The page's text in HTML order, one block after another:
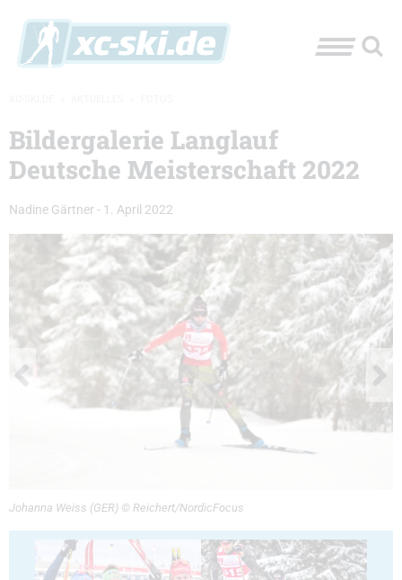
Bildergalerie Langlauf
Deutsche Meisterschaft 2022
Nadine Gärtner - 1. April 2022
Johanna Weiss (GER) © Reichert/NordicFocus